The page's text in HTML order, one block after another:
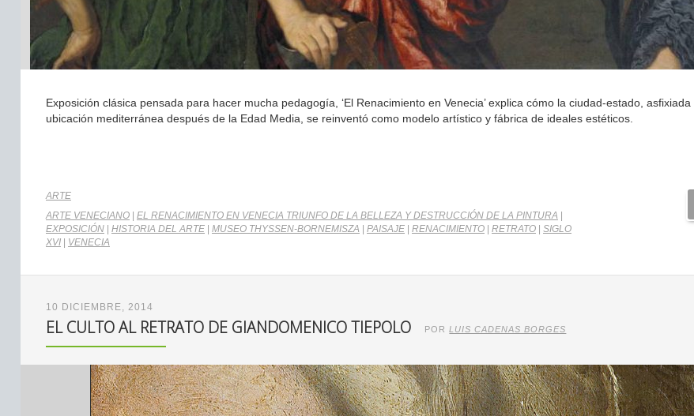
Exposición clásica pensada para hacer mucha pedagogía, ‘El Renacimiento en Venecia’ explica cómo la ciudad-estado, asfixiada
ubicación mediterránea después de la Edad Media, se reinventó como modelo artístico y fábrica de ideales estéticos.
ARTE
ARTE VENECIANO
EL RENACIMIENTO EN VENECIA TRIUNFO DE LA BELLEZA Y DESTRUCCIÓN DE LA PINTURA
EXPOSICIÓN
HISTORIA DEL ARTE MUSEO THYSSEN-BORNEMISZA PAISAJE RENACIMIENTO RETRATO
SIGLO
XVI
VENECIA
10 DICIEMBRE, 2014
EL CULTO AL RETRATO DE GIANDOMENICO TIEPOLO PORLUIS CADENAS BORGES